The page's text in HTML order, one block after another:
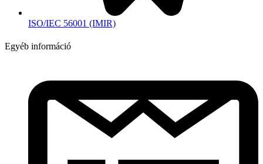
ISO/IEC 56001 (IMIR)
Egyéb információ